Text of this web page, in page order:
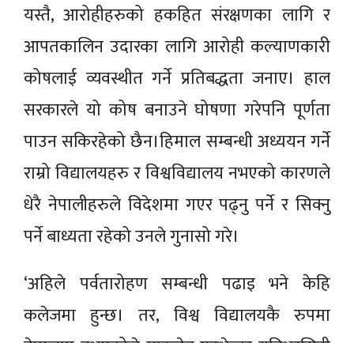
यस्तै, आरोहीहरुको हकहित संरक्षणका लागि र
आपतकालिन उदारका लागि आरोही कल्याणकारी
कोषलाई व्यवस्थीत गर्ने प्रतिबद्धता जनाए। हाल
सरकारले यो कोष बनाउने घोषणा गरेपनि पूर्णता
पाउन सकिरहेको छैन।हिमाल सम्बन्धी अध्ययन गर्ने
राम्रो विद्यालयहरु र विश्वविद्यालय नभएको कारणले
धेरै नेपालीहरुले विदेशमा गएर पढ्नु पर्ने र सिक्नु
पर्ने बाध्यता रहेको उनले गुनासो गरे।
‘अहिले पर्वतारोहण सम्बन्धी पढाइ भने केहि
कलेजमा हुन्छ। तर, विश्व विद्यालयकै रुपमा